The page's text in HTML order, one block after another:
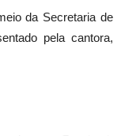
da Secretaria de
pela cantora,